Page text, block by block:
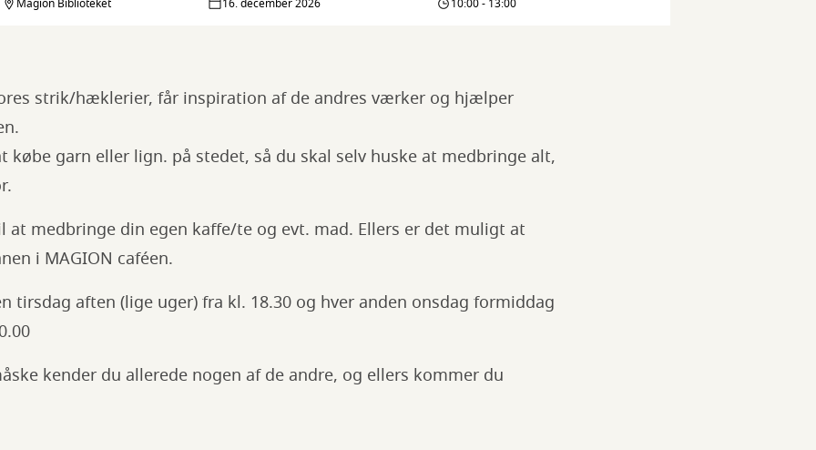
Magion Biblioteket 16. december 2026 10:00 - 13:00
strik/hæklerier, får inspiration af de andres værker og hjælper
købe garn eller lign. på stedet, så du skal selv huske at medbringe alt,
at medbringe din egen kaffe/te og evt. mad. Ellers er det muligt at
i MAGION caféen.
tirsdag aften (lige uger) fra kl. 18.30 og hver anden onsdag formiddag
kender du allerede nogen af de andre, og ellers kommer du